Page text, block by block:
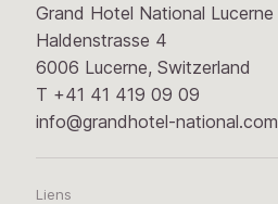
Grand Hotel National Lucerne
Haldenstrasse 4
6006 Lucerne, Switzerland
T +41 41 419 09 09
info@grandhotel-national.com
Liens